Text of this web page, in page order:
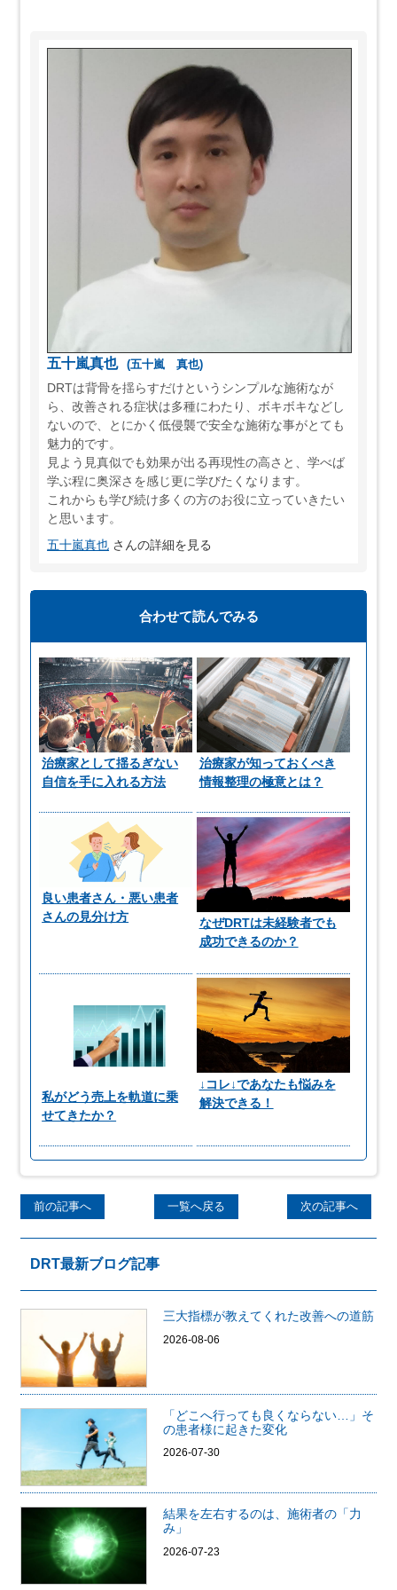
五十嵐真也
(五十嵐 真也)
DRTは背骨を揺らすだけというシンプルな施術なが
ら、改善される症状は多種にわたり、ボキボキなどし
ないので、とにかく低侵襲で安全な施術な事がとても
魅力的です。
見よう見真似でも効果が出る再現性の高さと、学べば
学ぶ程に奥深さを感じ更に学びたくなります。
これからも学び続け多くの方のお役に立っていきたい
と思います。
五十嵐真也 さんの詳細を見る
合わせて読んでみる
治療家として揺るぎない
自信を手に入れる方法
治療家が知っておくべき
情報整理の極意とは？
良い患者さん・悪い患者
さんの見分け方
なぜDRTは未経験者でも
成功できるのか？
私がどう売上を軌道に乗
せてきたか？
↓コレ↓であなたも悩みを
解決できる！
前の記事へ 一覧へ戻る 次の記事へ
DRT最新ブログ記事
三大指標が教えてくれた改善への道筋
2026-08-06
「どこへ行っても良くならない…」そ
の患者様に起きた変化
2026-07-30
結果を左右するのは、施術者の「力
み」
2026-07-23